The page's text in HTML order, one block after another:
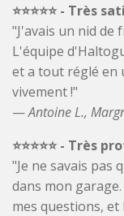
⭐️⭐️⭐️⭐️⭐️ - Très
"J'avais un nid de
L'équipe
et a tout réglé en
vivement !"
—Antoine L.,
⭐️⭐️⭐️⭐️⭐️ - Très
"Je ne savais pas
dans mon
mes questions,